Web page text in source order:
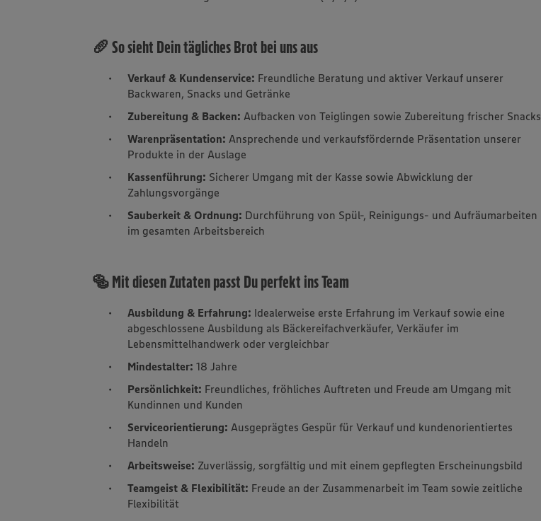
🥖 So sieht Dein tägliches Brot bei uns aus
Verkauf & Kundenservice: Freundliche Beratung und aktiver Verkauf unserer
Backwaren, Snacks und Getränke
Zubereitung & Backen: Aufbacken von Teiglingen sowie Zubereitung frischer Snacks
Warenpräsentation: Ansprechende und verkaufsfördernde Präsentation unserer
Produkte in der Auslage
Kassenführung: Sicherer Umgang mit der Kasse sowie Abwicklung der
Zahlungsvorgänge
Sauberkeit & Ordnung: Durchführung von Spül-, Reinigungs- und Aufräumarbeiten
im gesamten Arbeitsbereich
🥯 Mit diesen Zutaten passt Du perfekt ins Team
Ausbildung & Erfahrung: Idealerweise erste Erfahrung im Verkauf sowie eine
abgeschlossene Ausbildung als Bäckereifachverkäufer, Verkäufer im
Lebensmittelhandwerk oder vergleichbar
Mindestalter: 18 Jahre
Persönlichkeit: Freundliches, fröhliches Auftreten und Freude am Umgang mit
Kundinnen und Kunden
Serviceorientierung: Ausgeprägtes Gespür für Verkauf und kundenorientiertes
Handeln
Arbeitsweise: Zuverlässig, sorgfältig und mit einem gepflegten Erscheinungsbild
Teamgeist & Flexibilität: Freude an der Zusammenarbeit im Team sowie zeitliche
Flexibilität